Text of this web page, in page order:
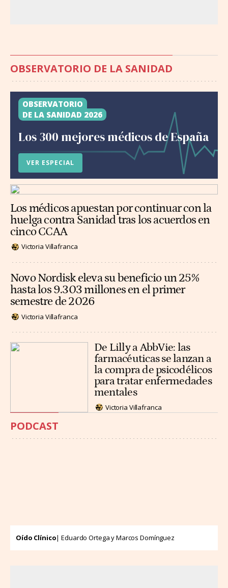
OBSERVATORIO DE LA SANIDAD
OBSERVATORIO
DE LA SANIDAD 2026
Los 300 mejores médicos de España
VER ESPECIAL
Los médicos apuestan por continuar con la
huelga contra Sanidad tras los acuerdos en
cinco CCAA
Victoria Villafranca
Novo Nordisk eleva su beneficio un 25%
hasta los 9.303 millones en el primer
semestre de 2026
Victoria Villafranca
De Lilly a AbbVie: las
farmacéuticas se lanzan a
la compra de psicodélicos
para tratar enfermedades
mentales
Victoria Villafranca
PODCAST
Oído Clínico| Eduardo Ortega y Marcos Domínguez